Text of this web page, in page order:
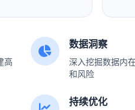
高
数据洞察
深入挖掘数据内
和风险
持续优化